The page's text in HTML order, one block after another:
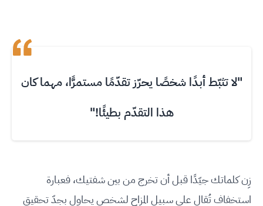
"لا تثبّط أبدًا شخصًا يحرّز تقدّمًا مستمرًّا، مهما كان
هذا التقدّم بطيئًا!"
زِن كلماتك جيّدًا قبل أن تخرج من بين شفتيك، فعبارة
استخفاف تُقال على سبيل المزاح لشخص يحاول بجدّ تحقيق